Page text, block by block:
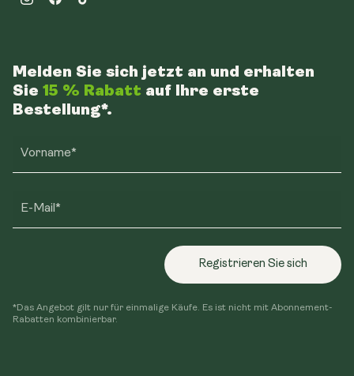
InstagramFacebookTikTok
Melden Sie sich jetzt an und erhalten
Sie 15 % Rabatt auf Ihre erste
Bestellung*.
Vorname*
E-Mail*
Registrieren Sie sich
*Das Angebot gilt nur für einmalige Käufe. Es ist nicht mit Abonnement-
Rabatten kombinierbar.